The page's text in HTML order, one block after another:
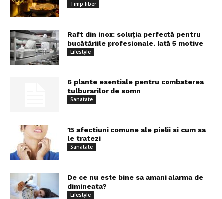
Timp liber
Raft din inox: soluția perfectă pentru
bucătăriile profesionale. Iată 5 motive
Lifestyle
6 plante esentiale pentru combaterea
tulburarilor de somn
Sanatate
15 afectiuni comune ale pielii si cum sa
le tratezi
Sanatate
De ce nu este bine sa amani alarma de
dimineata?
Lifestyle